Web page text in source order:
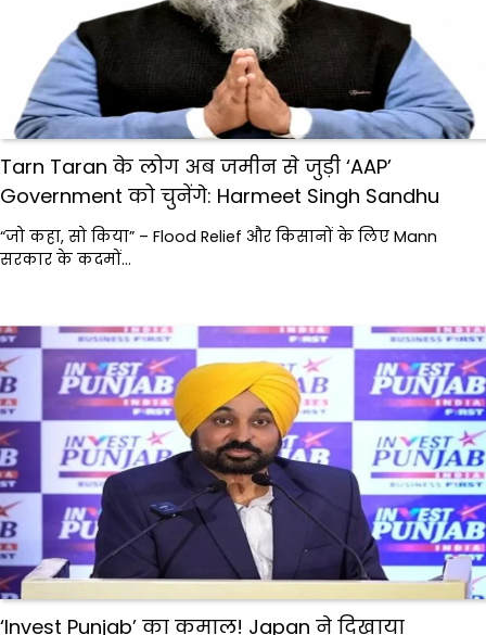
Tarn Taran के लोग अब जमीन से जुड़ी ‘AAP’
Government को चुनेंगे: Harmeet Singh Sandhu
“जो कहा, सो किया” – Flood Relief और किसानों के लिए Mann
सरकार के कदमों…
‘Invest Punjab’ का कमाल! Japan ने दिखाया